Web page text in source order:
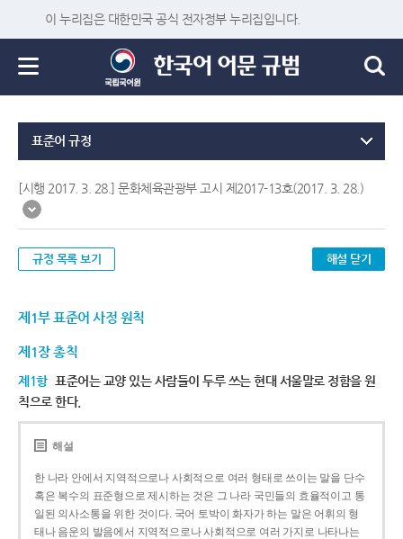
이 누리집은 대한민국 공식 전자정부 누리집입니다.
표준어 규정
[시행 2017. 3. 28.] 문화체육관광부 고시 제2017-13호(2017. 3. 28.)
규정 목록 보기 해설 닫기
제1부 표준어 사정 원칙
제1장 총칙
제1항 표준어는 교양 있는 사람들이 두루 쓰는 현대 서울말로 정함을 원
칙으로 한다.
해설
한 나라 안에서 지역적으로나 사회적으로 여러 형태로 쓰이는 말을 단수
혹은 복수의 표준형으로 제시하는 것은 그 나라 국민들의 효율적이고 통
일된 의사소통을 위한 것이다. 국어 토박이 화자가 하는 말은 어휘의 형
태나 음운의 발음에서 지역적으로나 사회적으로 여러 가지로 나타나는